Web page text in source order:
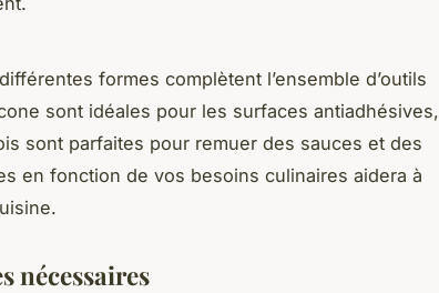
formes complètent l’ensemble d’outils
sont idéales pour les surfaces antiadhésives,
sont parfaites pour remuer des sauces et des
en fonction de vos besoins culinaires aidera à
nécessaires